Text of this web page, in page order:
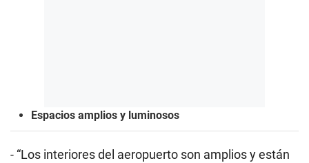
Espacios amplios y luminosos
- “Los interiores del aeropuerto son amplios y están